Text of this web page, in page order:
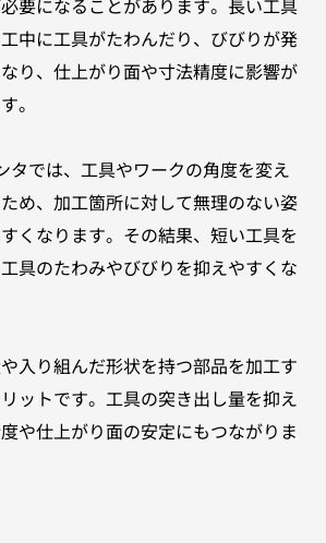
中に工具がたわんだり、びびりが発
り、仕上がり面や寸法精度に影響が
。
タでは、工具やワークの角度を変え
め、加工箇所に対して無理のない姿
くなります。その結果、短い工具を
具のたわみやびびりを抑えやすくな
入り組んだ形状を持つ部品を加工す
ットです。工具の突き出し量を抑え
や仕上がり面の安定にもつながりま